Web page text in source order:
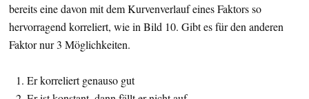
bereits eine davon mit dem Kurvenverlauf eines Faktors so
hervorragend korreliert, wie in Bild 10. Gibt es für den anderen
Faktor nur 3 Möglichkeiten.
Er korreliert genauso gut